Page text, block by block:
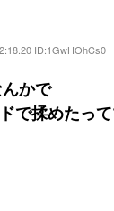
ID:1GwHOhCs0
かで
で揉めたっ